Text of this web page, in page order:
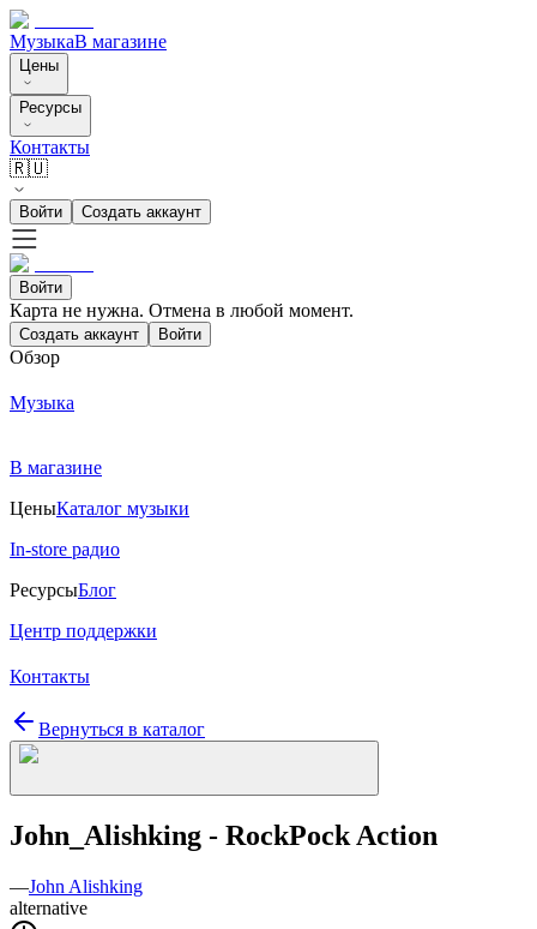
МузыкаВ магазине
Цены
Ресурсы
Контакты
🇷🇺
Войти Создать аккаунт
Войти
Карта не нужна. Отмена в любой момент.
Создать аккаунт Войти
Обзор
Музыка
В магазине
ЦеныКаталог музыки
In-store радио
РесурсыБлог
Центр поддержки
Контакты
Вернуться в каталог
John_Alishking - RockPock Action
—John Alishking
alternative